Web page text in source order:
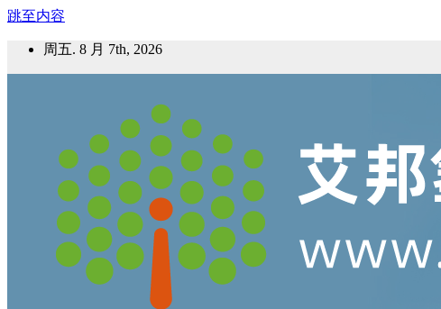
跳至内容
周五. 8 月 7th, 2026